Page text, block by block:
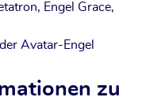
Engel Grace,
Avatar-Engel
zu